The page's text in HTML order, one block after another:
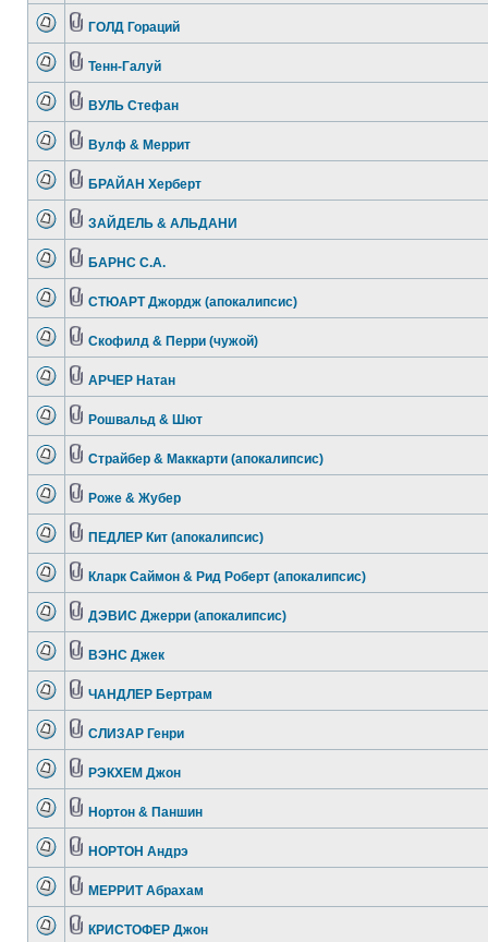
ГОЛД Гораций
Тенн-Галуй
ВУЛЬ Стефан
Вулф & Меррит
БРАЙАН Херберт
ЗАЙДЕЛЬ & АЛЬДАНИ
БАРНС С.А.
СТЮАРТ Джордж (апокалипсис)
Скофилд & Перри (чужой)
АРЧЕР Натан
Рошвальд & Шют
Страйбер & Маккарти (апокалипсис)
Роже & Жубер
ПЕДЛЕР Кит (апокалипсис)
Кларк Саймон & Рид Роберт (апокалипсис)
ДЭВИС Джерри (апокалипсис)
ВЭНС Джек
ЧАНДЛЕР Бертрам
СЛИЗАР Генри
РЭКХЕМ Джон
Нортон & Паншин
НОРТОН Андрэ
МЕРРИТ Абрахам
КРИСТОФЕР Джон